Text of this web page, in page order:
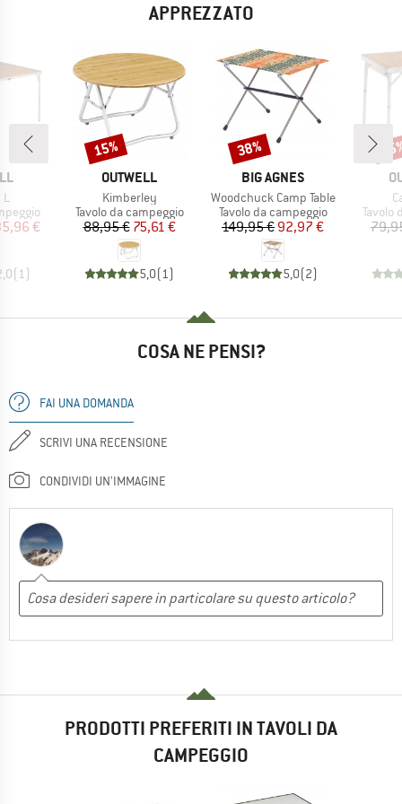
APPREZZATO
L
ridotto
€
(1)
MARCHIO
OUTWELL
Articolo
Kimberley
Gruppo di prodotti
Tavolo da campeggio
Prezzo
88,95 €Prezzo ridotto
75,61 €
5,0(1)
Sconto
15%
MARCHIO
BIG AGNES
Articolo
Woodchuck Camp Table
Gruppo di prodotti
Tavolo da campeggio
Prezzo
149,95 €Prezzo ridotto
92,97 €
5,0(2)
Sconto
38%
Tavolo
COSA NE PENSI?
FAI UNA DOMANDA
SCRIVI UNA RECENSIONE
CONDIVIDI UN'IMMAGINE
PRODOTTI PREFERITI IN TAVOLI DA
CAMPEGGIO